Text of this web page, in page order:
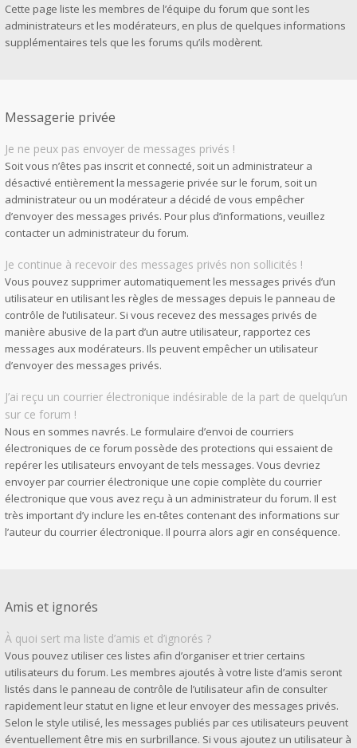
Cette page liste les membres de l’équipe du forum que sont les
administrateurs et les modérateurs, en plus de quelques informations
supplémentaires tels que les forums qu’ils modèrent.
Messagerie privée
Je ne peux pas envoyer de messages privés !
Soit vous n’êtes pas inscrit et connecté, soit un administrateur a
désactivé entièrement la messagerie privée sur le forum, soit un
administrateur ou un modérateur a décidé de vous empêcher
d’envoyer des messages privés. Pour plus d’informations, veuillez
contacter un administrateur du forum.
Je continue à recevoir des messages privés non sollicités !
Vous pouvez supprimer automatiquement les messages privés d’un
utilisateur en utilisant les règles de messages depuis le panneau de
contrôle de l’utilisateur. Si vous recevez des messages privés de
manière abusive de la part d’un autre utilisateur, rapportez ces
messages aux modérateurs. Ils peuvent empêcher un utilisateur
d’envoyer des messages privés.
J’ai reçu un courrier électronique indésirable de la part de quelqu’un
sur ce forum !
Nous en sommes navrés. Le formulaire d’envoi de courriers
électroniques de ce forum possède des protections qui essaient de
repérer les utilisateurs envoyant de tels messages. Vous devriez
envoyer par courrier électronique une copie complète du courrier
électronique que vous avez reçu à un administrateur du forum. Il est
très important d’y inclure les en-têtes contenant des informations sur
l’auteur du courrier électronique. Il pourra alors agir en conséquence.
Amis et ignorés
À quoi sert ma liste d’amis et d’ignorés ?
Vous pouvez utiliser ces listes afin d’organiser et trier certains
utilisateurs du forum. Les membres ajoutés à votre liste d’amis seront
listés dans le panneau de contrôle de l’utilisateur afin de consulter
rapidement leur statut en ligne et leur envoyer des messages privés.
Selon le style utilisé, les messages publiés par ces utilisateurs peuvent
éventuellement être mis en surbrillance. Si vous ajoutez un utilisateur à